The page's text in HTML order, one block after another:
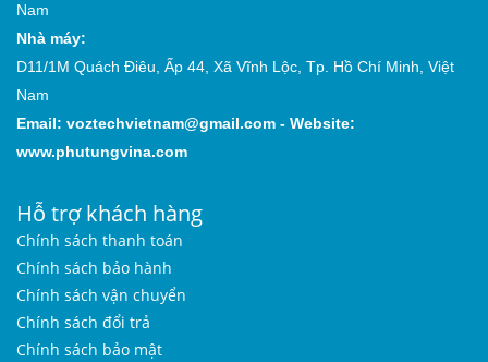
Nam
Nhà máy:
D11/1M Quách Điêu, Ấp 44, Xã Vĩnh Lộc, Tp. Hồ Chí Minh, Việt
Nam
Email: voztechvietnam@gmail.com - Website:
www.phutungvina.com
Hỗ trợ khách hàng
Chính sách thanh toán
Chính sách bảo hành
Chính sách vận chuyển
Chính sách đổi trả
Chính sách bảo mật